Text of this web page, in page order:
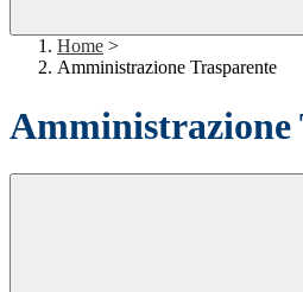
Home >
Amministrazione Trasparente
Amministrazione